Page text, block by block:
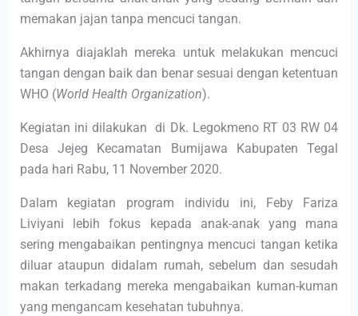
memakan jajan tanpa mencuci tangan.
Akhirnya diajaklah mereka untuk melakukan mencuci
tangan dengan baik dan benar sesuai dengan ketentuan
WHO (World Health Organization).
Kegiatan ini dilakukan di Dk. Legokmeno RT 03 RW 04
Desa Jejeg Kecamatan Bumijawa Kabupaten Tegal
pada hari Rabu, 11 November 2020.
Dalam kegiatan program individu ini, Feby Fariza
Liviyani lebih fokus kepada anak-anak yang mana
sering mengabaikan pentingnya mencuci tangan ketika
diluar ataupun didalam rumah, sebelum dan sesudah
makan terkadang mereka mengabaikan kuman-kuman
yang mengancam kesehatan tubuhnya.